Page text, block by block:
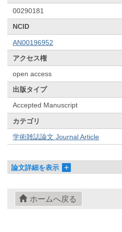
00290181
NCID
AN00196952
アクセス権
open access
出版タイプ
Accepted Manuscript
カテゴリ
学術雑誌論文 Journal Article
論文詳細を表示
ホームへ戻る